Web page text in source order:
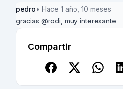
pedro• Hace 1 año, 10 meses
gracias @rodi, muy interesante
Compartir